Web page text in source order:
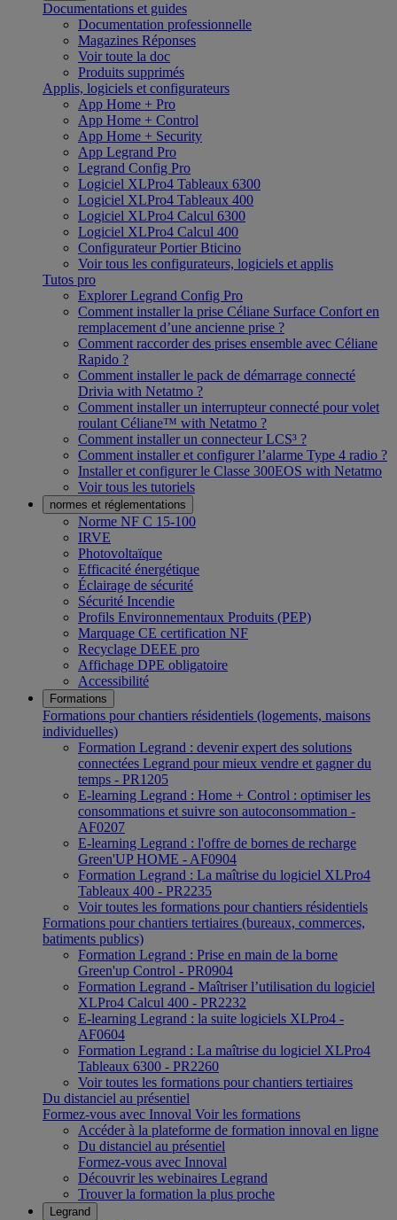
Documentations et guides
Documentation professionnelle
Magazines Réponses
Voir toute la doc
Produits supprimés
Applis, logiciels et configurateurs
App Home + Pro
App Home + Control
App Home + Security
App Legrand Pro
Legrand Config Pro
Logiciel XLPro4 Tableaux 6300
Logiciel XLPro4 Tableaux 400
Logiciel XLPro4 Calcul 6300
Logiciel XLPro4 Calcul 400
Configurateur Portier Bticino
Voir tous les configurateurs, logiciels et applis
Tutos pro
Explorer Legrand Config Pro
Comment installer la prise Céliane Surface Confort en
remplacement d’une ancienne prise ?
Comment raccorder des prises ensemble avec Céliane
Rapido ?
Comment installer le pack de démarrage connecté
Drivia with Netatmo ?
Comment installer un interrupteur connecté pour volet
roulant Céliane™ with Netatmo ?
Comment installer un connecteur LCS³ ?
Comment installer et configurer l’alarme Type 4 radio ?
Installer et configurer le Classe 300EOS with Netatmo
Voir tous les tutoriels
normes et réglementations
Norme NF C 15-100
IRVE
Photovoltaïque
Efficacité énergétique
Éclairage de sécurité
Sécurité Incendie
Profils Environnementaux Produits (PEP)
Marquage CE certification NF
Recyclage DEEE pro
Affichage DPE obligatoire
Accessibilité
Formations
Formations pour chantiers résidentiels (logements, maisons
individuelles)
Formation Legrand : devenir expert des solutions
connectées Legrand pour mieux vendre et gagner du
temps - PR1205
E-learning Legrand : Home + Control : optimiser les
consommations et suivre son autoconsommation -
AF0207
E-learning Legrand : l'offre de bornes de recharge
Green'UP HOME - AF0904
Formation Legrand : La maîtrise du logiciel XLPro4
Tableaux 400 - PR2235
Voir toutes les formations pour chantiers résidentiels
Formations pour chantiers tertiaires (bureaux, commerces,
batiments publics)
Formation Legrand : Prise en main de la borne
Green'up Control - PR0904
Formation Legrand - Maîtriser l’utilisation du logiciel
XLPro4 Calcul 400 - PR2232
E-learning Legrand : la suite logiciels XLPro4 -
AF0604
Formation Legrand : La maîtrise du logiciel XLPro4
Tableaux 6300 - PR2260
Voir toutes les formations pour chantiers tertiaires
Du distanciel au présentiel
Formez-vous avec Innoval Voir les formations
Accéder à la plateforme de formation innoval en ligne
Du distanciel au présentiel
Formez-vous avec Innoval
Découvrir les webinaires Legrand
Trouver la formation la plus proche
Legrand